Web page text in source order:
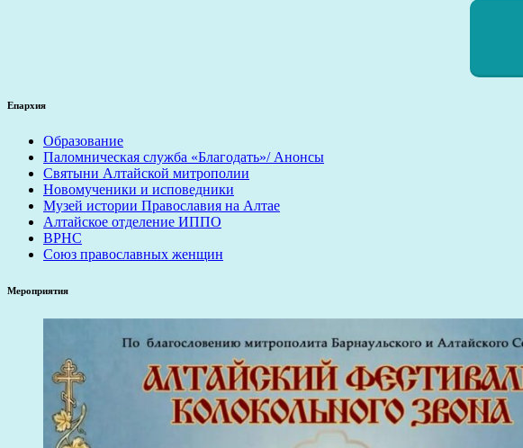
Епархия
Образование
Паломническая служба «Благодать»/ Анонсы
Святыни Алтайской митрополии
Новомученики и исповедники
Музей истории Православия на Алтае
Алтайское отделение ИППО
ВРНС
Союз православных женщин
Мероприятия